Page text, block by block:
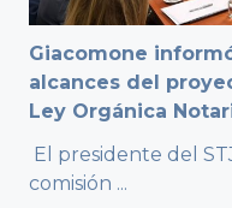
Giacomone
alcances del
Ley Orgánica
El presidente del
comisión ...